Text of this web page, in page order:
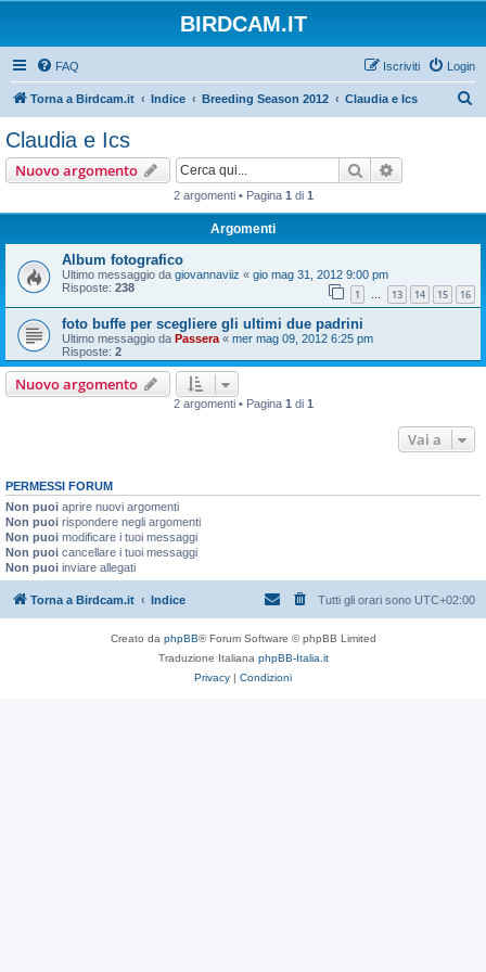
BIRDCAM.IT
FAQ Login
Iscriviti
Torna a Birdcam.it Indice Breeding Season 2012 Claudia e Ics
Claudia e Ics
Nuovo argomento Cerca
2 argomenti • Pagina 1 di 1
Argomenti
Album fotografico
Ultimo messaggio da giovannaviiz « gio mag 31, 2012 9:00 pm
Risposte: 238 1 … 13 14 15 16
foto buffe per scegliere gli ultimi due padrini
Ultimo messaggio da Passera « mer mag 09, 2012 6:25 pm
Risposte: 2
Nuovo argomento
2 argomenti • Pagina 1 di 1
Vai a
PERMESSI FORUM
Non puoi aprire nuovi argomenti
Non puoi rispondere negli argomenti
Non puoi modificare i tuoi messaggi
Non puoi cancellare i tuoi messaggi
Non puoi inviare allegati
Torna a Birdcam.it Indice Tutti gli orari sono UTC+02:00
Creato da phpBB® Forum Software © phpBB Limited
Traduzione Italiana phpBB-Italia.it
Privacy | Condizioni